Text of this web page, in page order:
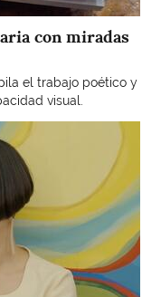
con miradas
el trabajo poético y
visual.